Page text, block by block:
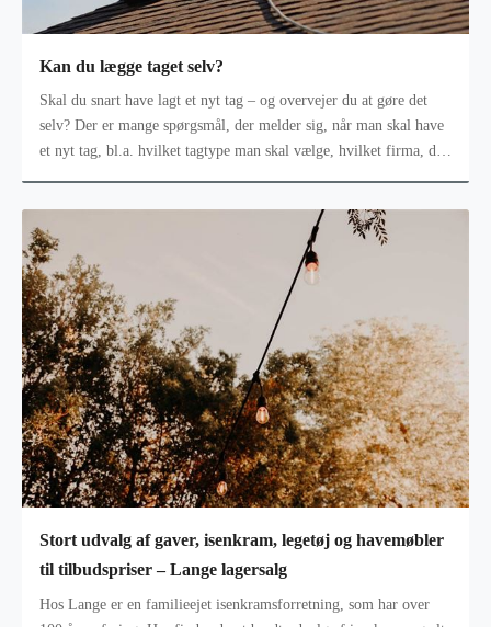
Kan du lægge taget selv?
Skal du snart have lagt et nyt tag – og overvejer du at gøre det
selv? Der er mange spørgsmål, der melder sig, når man skal have
et nyt tag, bl.a. hvilket tagtype man skal vælge, hvilket firma, der
Stort udvalg af gaver, isenkram, legetøj og havemøbler
til tilbudspriser – Lange lagersalg
Hos Lange er en familieejet isenkramsforretning, som har over